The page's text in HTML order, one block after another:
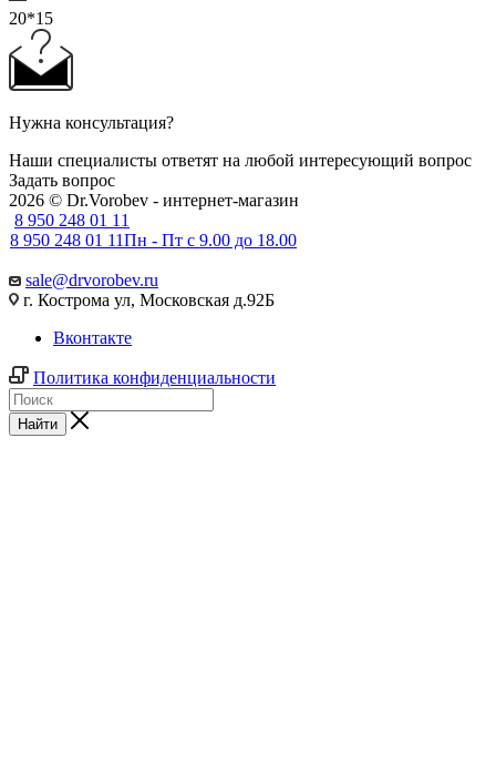
20*15
Нужна консультация?
Наши специалисты ответят на любой интересующий вопрос
Задать вопрос
2026 © Dr.Vorobev - интернет-магазин
8 950 248 01 11
8 950 248 01 11Пн - Пт с 9.00 до 18.00
sale@drvorobev.ru
г. Кострома ул, Московская д.92Б
Вконтакте
Политика конфиденциальности
Найти